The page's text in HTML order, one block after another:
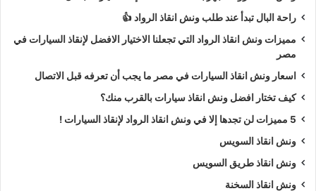
راحة البال تبدأ عند طلب ونش انقاذ الرواد 👍
مميزات ونش انقاذ الرواد التي تجعلنا الاختيار الافضل لإنقاذ السيارات في
مصر
اسعار ونش انقاذ السيارات في مصر ما يجب أن تعرفه قبل الاتصال
كيف تختار افضل ونش انقاذ سيارات بالقرب منك؟
5 مميزات لن تجدها إلا في ونش انقاذ الرواد لإنقاذ السيارات !
ونش انقاذ السويس
ونش انقاذ طريق السويس
ونش انقاذ السخنة